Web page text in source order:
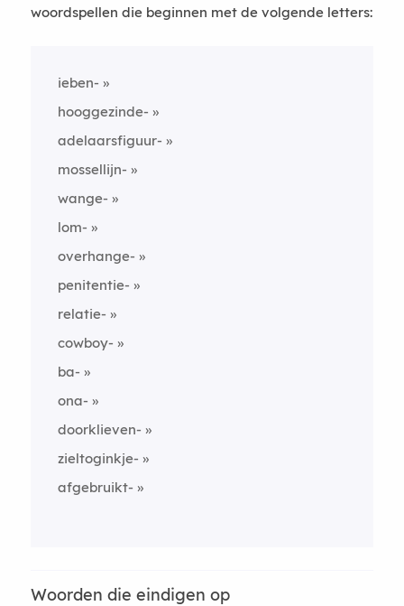
woordspellen die beginnen met de volgende letters:
ieben-
hooggezinde-
adelaarsfiguur-
mossellijn-
wange-
lom-
overhange-
penitentie-
relatie-
cowboy-
ba-
ona-
doorklieven-
zieltoginkje-
afgebruikt-
Woorden die eindigen op